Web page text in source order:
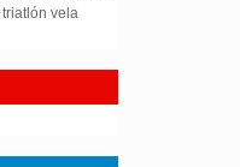
triatlón vela